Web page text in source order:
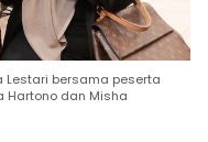
Lestari bersama peserta
Hartono dan Misha